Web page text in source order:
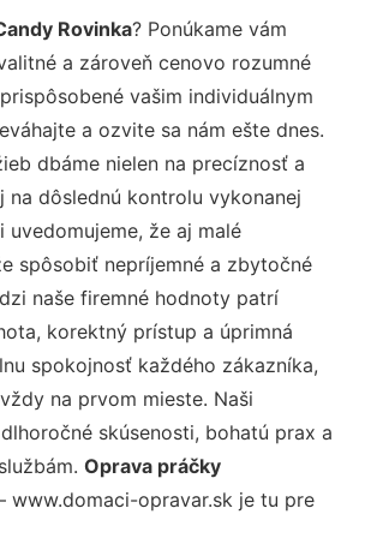
Rovinka? Ponúkame vám
a zároveň cenovo rozumné
vašim individuálnym
a ozvite sa nám ešte dnes.
dbáme nielen na precíznosť a
na dôslednú kontrolu vykonanej
uvedomujeme, že aj malé
spôsobiť nepríjemné a zbytočné
naše firemné hodnoty patrí
korektný prístup a úprimná
spokojnosť každého zákazníka,
na prvom mieste. Naši
skúsenosti, bohatú prax a
Oprava práčky
www.domaci-opravar.sk je tu pre